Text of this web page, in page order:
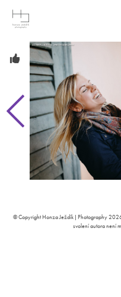
© Copyright Honza Ježdík | Photography
svolení autora není